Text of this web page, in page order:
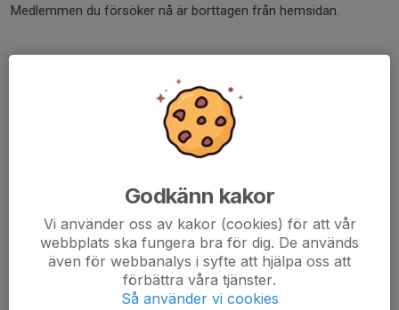
Medlemmen du försöker nå är borttagen från hemsidan.
Godkänn kakor
Vi använder oss av kakor (cookies) för att vår
webbplats ska fungera bra för dig. De används
även för webbanalys i syfte att hjälpa oss att
förbättra våra tjänster.
Så använder vi cookies